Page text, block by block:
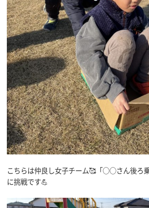
こちらは仲良し女子チーム🥰「○○さん後ろ
に挑戦です💪